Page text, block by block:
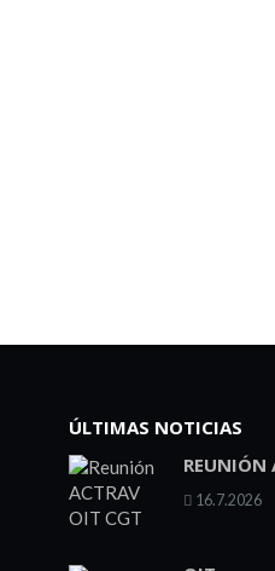
ÚLTIMAS NOTICIAS
REUNIÓN
16.7.2026